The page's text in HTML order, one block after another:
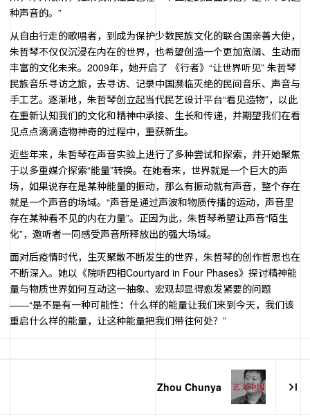
种声音的。”
从自由行走的歌唱者，到成为保护少数民族文化的联合国亲善大使，
朱哲琴不仅仅沉浸在内在的世界，也希望创造一个更加宽阔、生动而
丰富的文化未来。2009年，她开启了 《行者》“让世界听见” 朱哲琴
民族音乐寻访之旅，去寻访、记录中国濒临灭绝的民间音乐、声音与
手工艺。逐渐地，朱哲琴创立起当代民艺设计平台“看见造物”，以此
在重新认知我们的文化和精神中承接、生长和传递，并期望我们在看
见点点滴滴造物神奇的过程中，重获新生。
近些年来，朱哲琴在声音实验上进行了多种尝试和探索，并开始聚焦
于以多重媒介探索“能量”转换。在她看来，世界就是一个巨大的声
场，如果说存在是某种能量的振动，那么有振动就有声音，整个存在
就是一个声音的场域。“声音是通过声波和物质传播的运动，声音里
存在某种看不见的内在力量”。正因为此，朱哲琴希望让声音“陌生
化”，邀听者一同感受声音所释放出的强大场域。
面对后疫情时代，生灭聚散不断发生的世界，朱哲琴的创作哲思也在
不断深入。她以《院听四相Courtyard in Four Phases》探讨精神能
量与物质世界如何互动这一抽象、宏观却显得愈发紧要的问题
——“是不是有一种可能性：什么样的能量让我们来到今天，我们该
重启什么样的能量，让这种能量把我们带往何处？”
Zhou Chunya